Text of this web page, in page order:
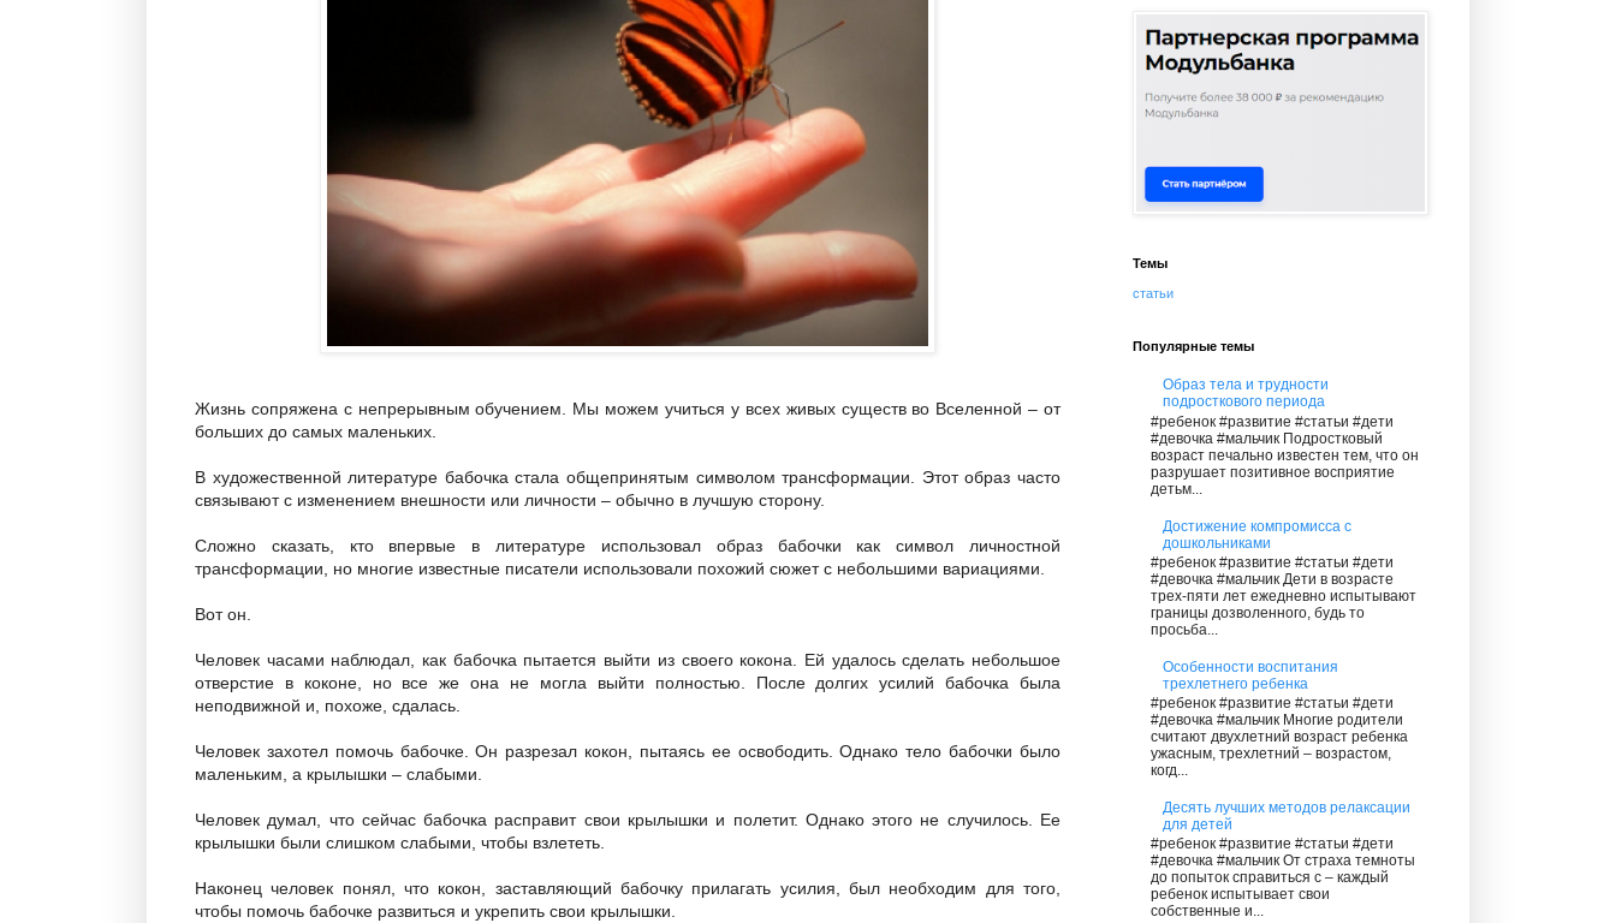
Жизнь сопряжена с непрерывным обучением. Мы можем учиться у всех живых существ во Вселенной – от
больших до самых маленьких.
В художественной литературе бабочка стала общепринятым символом трансформации. Этот образ часто
связывают с изменением внешности или личности – обычно в лучшую сторону.
Сложно сказать, кто впервые в литературе использовал образ бабочки как символ личностной
трансформации, но многие известные писатели использовали похожий сюжет с небольшими вариациями.
Вот он.
Человек часами наблюдал, как бабочка пытается выйти из своего кокона. Ей удалось сделать небольшое
отверстие в коконе, но все же она не могла выйти полностью. После долгих усилий бабочка была
неподвижной и, похоже, сдалась.
Человек захотел помочь бабочке. Он разрезал кокон, пытаясь ее освободить. Однако тело бабочки было
маленьким, а крылышки – слабыми.
Человек думал, что сейчас бабочка расправит свои крылышки и полетит. Однако этого не случилось. Ее
крылышки были слишком слабыми, чтобы взлететь.
Наконец человек понял, что кокон, заставляющий бабочку прилагать усилия, был необходим для того,
чтобы помочь бабочке развиться и укрепить свои крылышки.
Темы
статьи
Популярные темы
Образ тела и трудности
подросткового периода
#ребенок #развитие #статьи #дети
#девочка #мальчик Подростковый
возраст печально известен тем, что он
разрушает позитивное восприятие
детьм...
Достижение компромисса с
дошкольниками
#ребенок #развитие #статьи #дети
#девочка #мальчик Дети в возрасте
трех-пяти лет ежедневно испытывают
границы дозволенного, будь то
просьба...
Особенности воспитания
трехлетнего ребенка
#ребенок #развитие #статьи #дети
#девочка #мальчик Многие родители
считают двухлетний возраст ребенка
ужасным, трехлетний – возрастом,
когд...
Десять лучших методов релаксации
для детей
#ребенок #развитие #статьи #дети
#девочка #мальчик От страха темноты
до попыток справиться с – каждый
ребенок испытывает свои
собственные и...